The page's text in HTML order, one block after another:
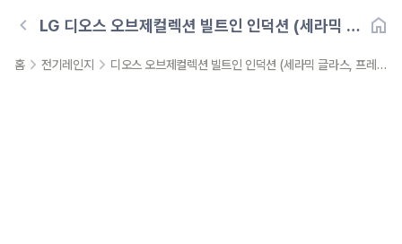
LG 디오스 오브제컬렉션 빌트인 인덕션 (세라믹 글
홈 전기레인지 디오스 오브제컬렉션 빌트인 인덕션 (세라믹 글라스, 프레임리스)